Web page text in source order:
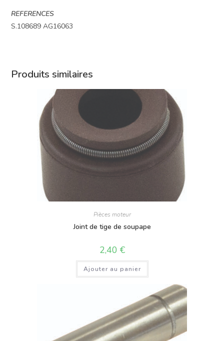
REFERENCES
S.108689 AG16063
Produits similaires
Pièces moteur
Joint de tige de soupape
2,40 €
Ajouter au panier